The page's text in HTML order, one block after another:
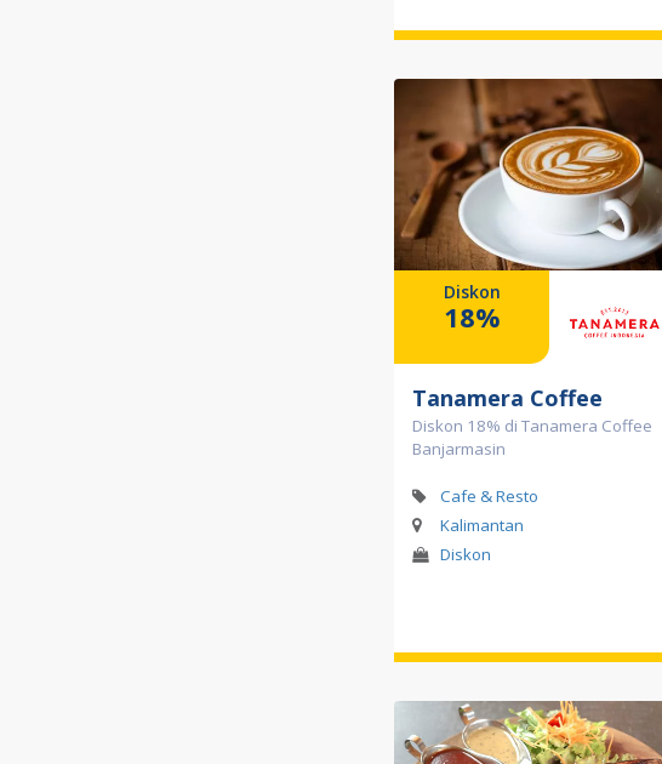
Diskon
18%
Tanamera Coffee
Diskon 18% di Tanamera Coffee
Banjarmasin
Cafe & Resto
Kalimantan
Diskon